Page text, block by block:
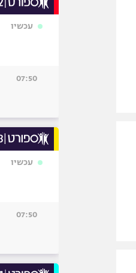
עכשיו
07:50
עכשיו
07:50